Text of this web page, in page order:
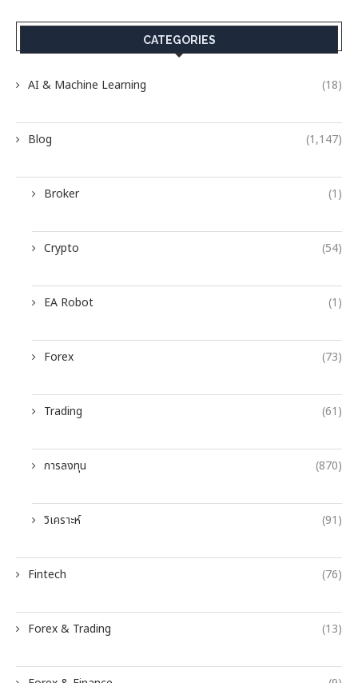
CATEGORIES
AI & Machine Learning (18)
Blog (1,147)
Broker (1)
Crypto (54)
EA Robot (1)
Forex (73)
Trading (61)
การลงทุน (870)
วิเคราะห์ (91)
Fintech (76)
Forex & Trading (13)